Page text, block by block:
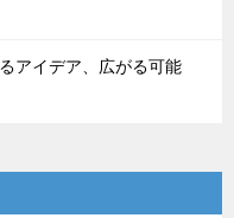
アイデア、広がる可能